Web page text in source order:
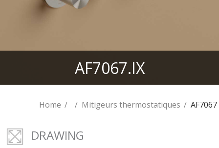
AF7067.IX
Home Mitigeurs thermostatiques AF7067
DRAWING